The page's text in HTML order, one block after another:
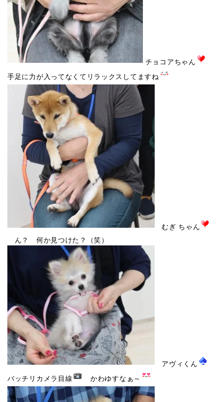
チョコアちゃん
手足に力が入ってなくてリラックスしてますね
むぎ ちゃん
ん？ 何か見つけた？（笑）
アヴィくん
バッチリカメラ目線
かわゆすなぁ～